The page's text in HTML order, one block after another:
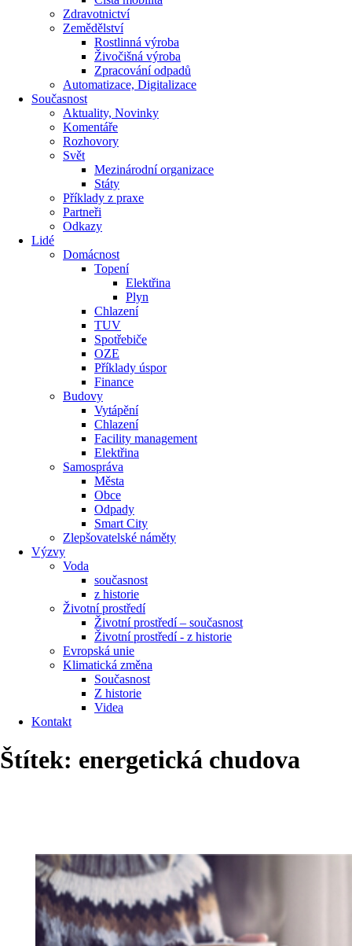
Zdravotnictví
Zemědělství
Rostlinná výroba
Živočišná výroba
Zpracování odpadů
Automatizace, Digitalizace
Současnost
Aktuality, Novinky
Komentáře
Rozhovory
Svět
Mezinárodní organizace
Státy
Příklady z praxe
Partneři
Odkazy
Lidé
Domácnost
Topení
Elektřina
Plyn
Chlazení
TUV
Spotřebiče
OZE
Příklady úspor
Finance
Budovy
Vytápění
Chlazení
Facility management
Elektřina
Samospráva
Města
Obce
Odpady
Smart City
Zlepšovatelské náměty
Výzvy
Voda
současnost
z historie
Životní prostředí
Životní prostředí – současnost
Životní prostředí ​- z historie
Evropská unie
Klimatická změna
Současnost
Z historie
Videa
Kontakt
Štítek: energetická chudova